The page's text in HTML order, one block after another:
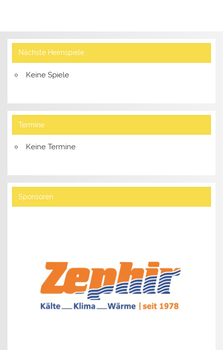
Nächste Heimspiele
Keine Spiele
Termine
Keine Termine
Sponsoren